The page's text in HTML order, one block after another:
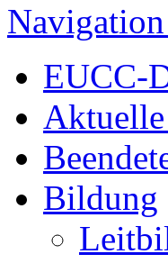
EUCC-
Bildung